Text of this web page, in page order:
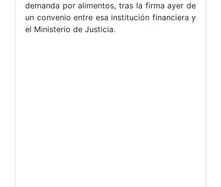
demanda por alimentos, tras la firma ayer de
un convenio entre esa institución financiera y
el Ministerio de Justicia.